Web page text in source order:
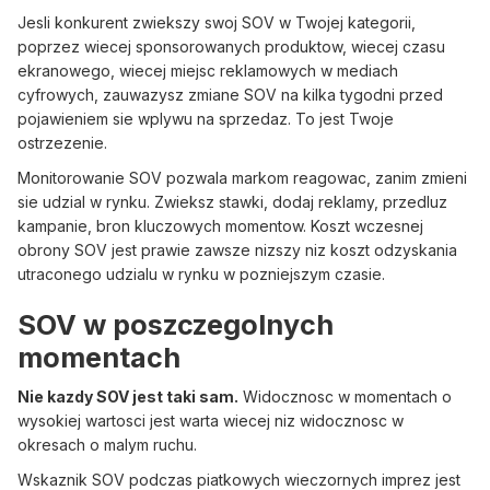
Jesli konkurent zwiekszy swoj SOV w Twojej kategorii,
poprzez wiecej sponsorowanych produktow, wiecej czasu
ekranowego, wiecej miejsc reklamowych w mediach
cyfrowych, zauwazysz zmiane SOV na kilka tygodni przed
pojawieniem sie wplywu na sprzedaz. To jest Twoje
ostrzezenie.
Monitorowanie SOV pozwala markom reagowac, zanim zmieni
sie udzial w rynku. Zwieksz stawki, dodaj reklamy, przedluz
kampanie, bron kluczowych momentow. Koszt wczesnej
obrony SOV jest prawie zawsze nizszy niz koszt odzyskania
utraconego udzialu w rynku w pozniejszym czasie.
SOV w poszczegolnych
momentach
Nie kazdy SOV jest taki sam. Widocznosc w momentach o
wysokiej wartosci jest warta wiecej niz widocznosc w
okresach o malym ruchu.
Wskaznik SOV podczas piatkowych wieczornych imprez jest